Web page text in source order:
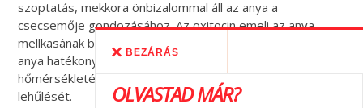
szoptatás, mekkora önbizalommal áll az anya a
csecsemője gondozásához. Az oxitocin emeli az anya
mellkasának bőrhőmérsékletét, így bőrkontaktusban az
anya hatékonyan szabályozza a csecsemője
hőmérsékletét, ez pedig segít megelőzni az újszülött
lehűlését.
BEZÁRÁS
OLVASTAD MÁR?